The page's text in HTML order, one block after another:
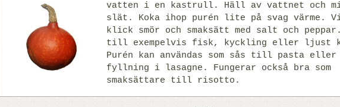
vatten i en kastrull. Häll av vattnet och
slät. Koka ihop purén lite på svag värme.
klick smör och smaksätt med salt och
till exempelvis fisk, kyckling eller ljust
Purén kan användas som sås till pasta eller
fyllning i lasagne. Fungerar också bra som
smaksättare till risotto.